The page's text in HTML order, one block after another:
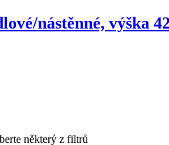
nástěnné, výška
některý z filtrů